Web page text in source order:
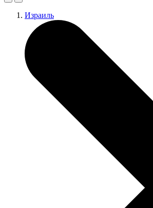
Израиль